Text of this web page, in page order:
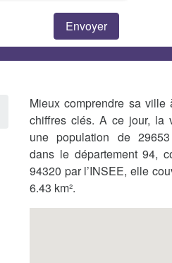
Mieux comprendre sa ville
chiffres clés. A ce jour, la
une population de
dans le département 94,
94320 par l’INSEE, elle
6.43 km².